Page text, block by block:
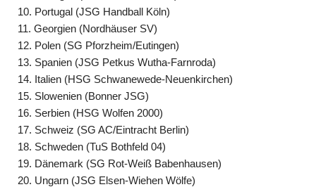
10. Portugal (JSG Handball Köln)
11. Georgien (Nordhäuser SV)
12. Polen (SG Pforzheim/Eutingen)
13. Spanien (JSG Petkus Wutha-Farnroda)
14. Italien (HSG Schwanewede-Neuenkirchen)
15. Slowenien (Bonner JSG)
16. Serbien (HSG Wolfen 2000)
17. Schweiz (SG AC/Eintracht Berlin)
18. Schweden (TuS Bothfeld 04)
19. Dänemark (SG Rot-Weiß Babenhausen)
20. Ungarn (JSG Elsen-Wiehen Wölfe)